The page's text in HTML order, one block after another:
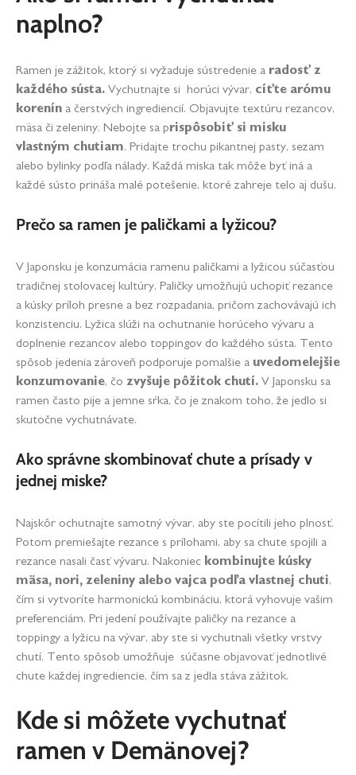
naplno?
Ramen je zážitok, ktorý si vyžaduje sústredenie a radosť z
každého sústa. Vychutnajte si horúci vývar, cíťte arómu
korenín a čerstvých ingrediencií. Objavujte textúru rezancov,
mäsa či zeleniny. Nebojte sa prispôsobiť si misku
vlastným chutiam. Pridajte trochu pikantnej pasty, sezam
alebo bylinky podľa nálady. Každá miska tak môže byť iná a
každé sústo prináša malé potešenie, ktoré zahreje telo aj dušu.
Prečo sa ramen je paličkami a lyžicou?
V Japonsku je konzumácia ramenu paličkami a lyžicou súčasťou
tradičnej stolovacej kultúry. Paličky umožňujú uchopiť rezance
a kúsky príloh presne a bez rozpadania, pričom zachovávajú ich
konzistenciu. Lyžica slúži na ochutnanie horúceho vývaru a
doplnenie rezancov alebo toppingov do každého sústa. Tento
spôsob jedenia zároveň podporuje pomalšie a uvedomelejšie
konzumovanie, čo zvyšuje pôžitok chutí. V Japonsku sa
ramen často pije a jemne sŕka, čo je znakom toho, že jedlo si
skutočne vychutnávate.
Ako správne skombinovať chute a prísady v
jednej miske?
Najskôr ochutnajte samotný vývar, aby ste pocítili jeho plnosť.
Potom premiešajte rezance s prílohami, aby sa chute spojili a
rezance nasali časť vývaru. Nakoniec kombinujte kúsky
mäsa, nori, zeleniny alebo vajca podľa vlastnej chuti,
čím si vytvoríte harmonickú kombináciu, ktorá vyhovuje vašim
preferenciám. Pri jedení používajte paličky na rezance a
toppingy a lyžicu na vývar, aby ste si vychutnali všetky vrstvy
chutí. Tento spôsob umožňuje súčasne objavovať jednotlivé
chute každej ingrediencie, čím sa z jedla stáva zážitok.
Kde si môžete vychutnať
ramen v Demänovej?